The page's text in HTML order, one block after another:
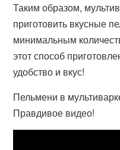
Таким образом,
приготовить вкусные
минимальным
этот способ
удобство и вкус!
Пельмени в
Правдивое видео!